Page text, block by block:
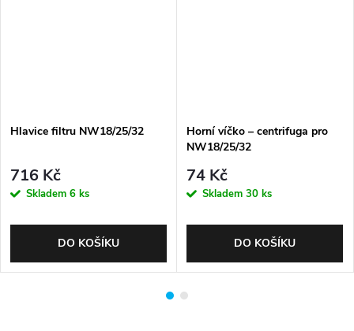
Hlavice filtru NW18/25/32
716 Kč
Skladem 6 ks
DO KOŠÍKU
Horní víčko – centrifuga pro
NW18/25/32
74 Kč
Skladem 30 ks
DO KOŠÍKU